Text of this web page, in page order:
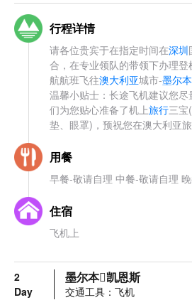
行程详情
请各位贵宾于在指定时间在深圳
合，在专业领队的带领下办理
航航班飞往澳大利亚城市-墨尔本
温馨小贴士：长途飞机建议您
们为您贴心准备了机上旅行三宝
垫、眼罩)，预祝您在澳大利亚
用餐
早餐-敬请自理 中餐-敬请自理
住宿
飞机上
2
Day
墨尔本凯恩斯
交通工具：飞机